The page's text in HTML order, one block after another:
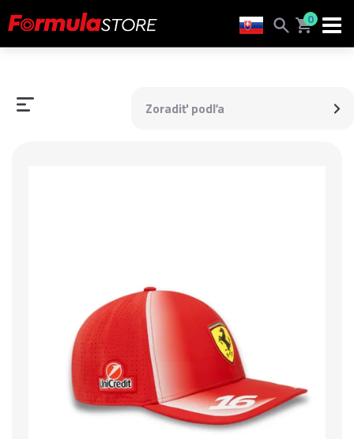
0
Zoradiť podľa